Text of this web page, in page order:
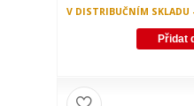
V DISTRIBUČNÍM
Přidat